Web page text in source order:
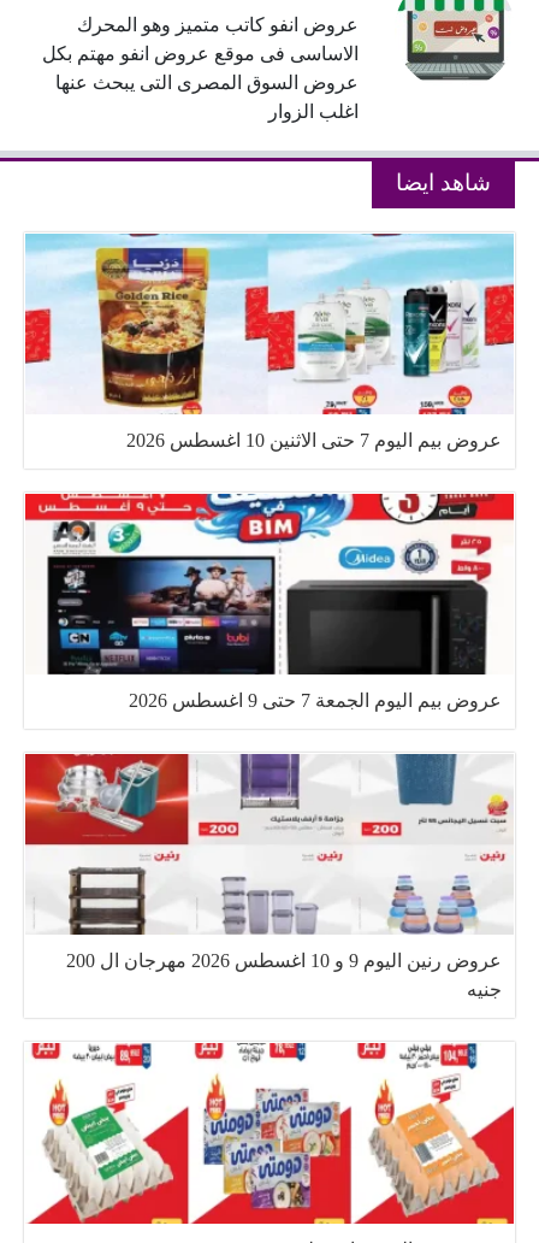
عروض انفو كاتب متميز وهو المحرك
الاساسى فى موقع عروض انفو مهتم بكل
عروض السوق المصرى التى يبحث عنها
اغلب الزوار
شاهد ايضا
عروض بيم اليوم 7 حتى الاثنين 10 اغسطس 2026
عروض بيم اليوم الجمعة 7 حتى 9 اغسطس 2026
عروض رنين اليوم 9 و 10 اغسطس 2026 مهرجان ال 200
جنيه